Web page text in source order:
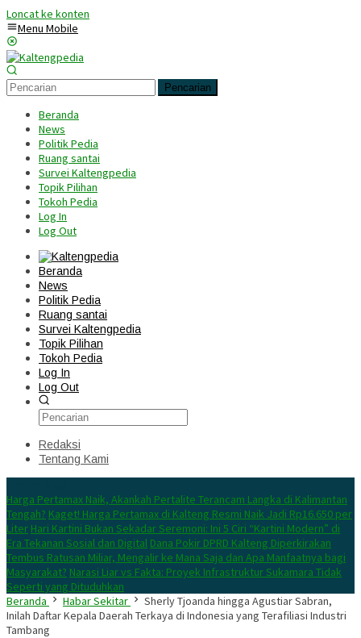
Loncat ke konten
Menu Mobile
Pencarian
Beranda
News
Politik Pedia
Ruang santai
Survei Kaltengpedia
Topik Pilihan
Tokoh Pedia
Log In
Log Out
Beranda
News
Politik Pedia
Ruang santai
Survei Kaltengpedia
Topik Pilihan
Tokoh Pedia
Log In
Log Out
Redaksi
Tentang Kami
Harga Pertamax Naik, Akankah Pertalite Terancam Langka di Kalimantan
Tengah? Kaget! Harga Pertamax di Kalteng Resmi Naik Jadi Rp16.650 per
Liter Hari Kartini Bukan Sekadar Seremoni: Ini 5 Ciri “Kartini Modern” di
Era Tekanan Sosial dan Digital Dana Pokir DPRD Kalteng Diperkirakan
Tembus Ratusan Miliar, Mengalir ke Mana Saja dan Apa Manfaatnya bagi
Masyarakat? Narasi Liar vs Fakta: Proyek Infrastruktur Sukamara Tidak
Seperti yang Dituduhkan
Beranda
Habar Sekitar
Sherly Tjoanda hingga Agustiar Sabran,
Inilah Daftar Kepala Daerah Terkaya di Indonesia yang Terafiliasi Industri
Tambang